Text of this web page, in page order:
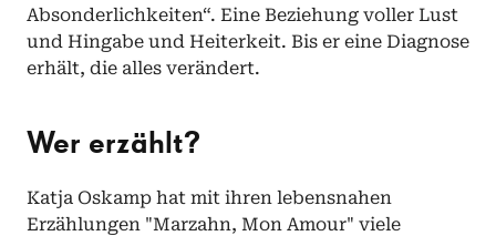
Absonderlichkeiten“. Eine Beziehung voller Lust
und Hingabe und Heiterkeit. Bis er eine Diagnose
erhält, die alles verändert.
Wer erzählt?
Katja Oskamp hat mit ihren lebensnahen
Erzählungen "Marzahn, Mon Amour" viele